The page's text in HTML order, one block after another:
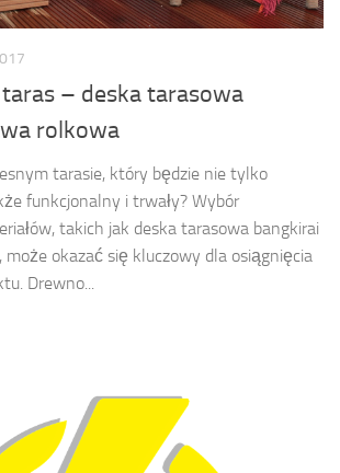
– deska tarasowa
rolkowa
tarasie, który będzie nie tylko
funkcjonalny i trwały? Wybór
takich jak deska tarasowa bangkirai
okazać się kluczowy dla osiągnięcia
Drewno...